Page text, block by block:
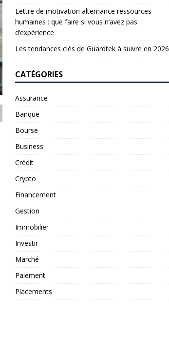
Lettre de motivation alternance ressources
humaines : que faire si vous n’avez pas
d’expérience
Les tendances clés de Guardtek à suivre en 2026
CATÉGORIES
Assurance
Banque
Bourse
Business
Crédit
Crypto
Financement
Gestion
Immobilier
Investir
Marché
Paiement
Placements